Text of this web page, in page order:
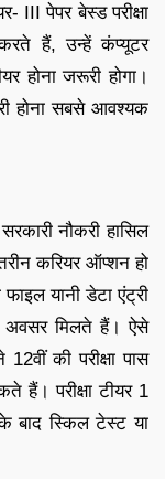
III पेपर बेस्ड परीक्षा
करते हैं, उन्हें कंप्यूटर
होना जरूरी होगा।
होना सबसे आवश्यक
नौकरी हासिल
करियर ऑप्शन हो
यानी डेटा एंट्री
अवसर मिलते हैं। ऐसे
की परीक्षा पास
हैं। परीक्षा टीयर 1
बाद स्किल टेस्ट या